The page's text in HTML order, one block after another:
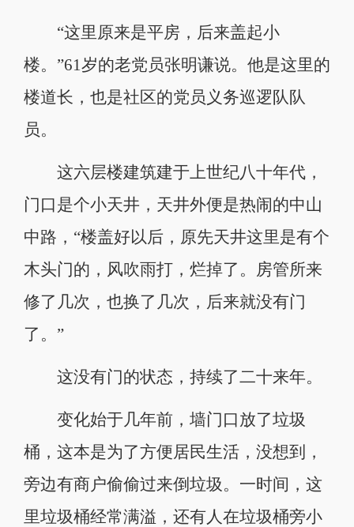
“这里原来是平房，后来盖起小
楼。”61岁的老党员张明谦说。他是这里的
楼道长，也是社区的党员义务巡逻队队
员。
这六层楼建筑建于上世纪八十年代，
门口是个小天井，天井外便是热闹的中山
中路，“楼盖好以后，原先天井这里是有个
木头门的，风吹雨打，烂掉了。房管所来
修了几次，也换了几次，后来就没有门
了。”
这没有门的状态，持续了二十来年。
变化始于几年前，墙门口放了垃圾
桶，这本是为了方便居民生活，没想到，
旁边有商户偷偷过来倒垃圾。一时间，这
里垃圾桶经常满溢，还有人在垃圾桶旁小